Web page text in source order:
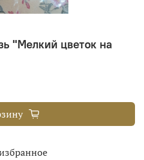
"Мелкий цветок на